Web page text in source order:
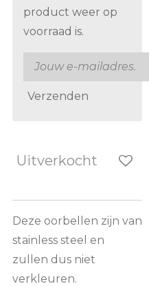
product weer op
voorraad is.
Verzenden
Uitverkocht
Deze oorbellen zijn van
stainless steel en
zullen dus niet
verkleuren.